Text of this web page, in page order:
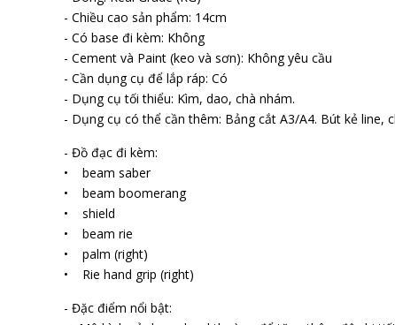
- Chiều cao sản phẩm: 14cm
- Có base đi kèm: Không
- Cement và Paint (keo và sơn): Không yêu cầu
- Cần dụng cụ để lắp ráp: Có
- Dụng cụ tối thiểu: Kìm, dao, chà nhám.
- Dụng cụ có thể cần thêm: Bảng cắt A3/A4. Bút kẻ line,
- Đồ đạc đi kèm:
• beam saber
• beam boomerang
• shield
• beam rifle
• palm (right)
• Rifle hand grip (right)
- Đặc điểm nổi bật: